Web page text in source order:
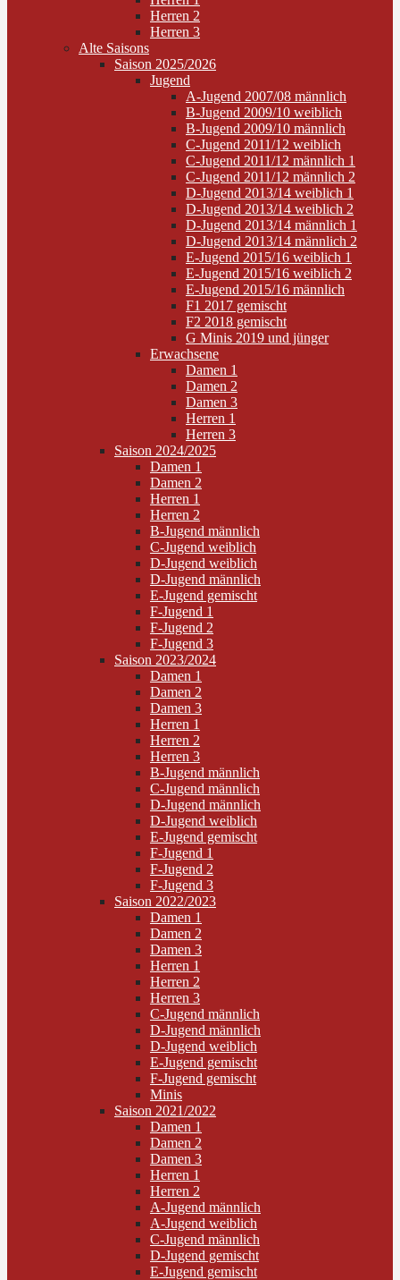
Herren 2
Herren 3
Alte Saisons
Saison 2025/2026
Jugend
A-Jugend 2007/08 männlich
B-Jugend 2009/10 weiblich
B-Jugend 2009/10 männlich
C-Jugend 2011/12 weiblich
C-Jugend 2011/12 männlich 1
C-Jugend 2011/12 männlich 2
D-Jugend 2013/14 weiblich 1
D-Jugend 2013/14 weiblich 2
D-Jugend 2013/14 männlich 1
D-Jugend 2013/14 männlich 2
E-Jugend 2015/16 weiblich 1
E-Jugend 2015/16 weiblich 2
E-Jugend 2015/16 männlich
F1 2017 gemischt
F2 2018 gemischt
G Minis 2019 und jünger
Erwachsene
Damen 1
Damen 2
Damen 3
Herren 1
Herren 3
Saison 2024/2025
Damen 1
Damen 2
Herren 1
Herren 2
B-Jugend männlich
C-Jugend weiblich
D-Jugend weiblich
D-Jugend männlich
E-Jugend gemischt
F-Jugend 1
F-Jugend 2
F-Jugend 3
Saison 2023/2024
Damen 1
Damen 2
Damen 3
Herren 1
Herren 2
Herren 3
B-Jugend männlich
C-Jugend männlich
D-Jugend männlich
D-Jugend weiblich
E-Jugend gemischt
F-Jugend 1
F-Jugend 2
F-Jugend 3
Saison 2022/2023
Damen 1
Damen 2
Damen 3
Herren 1
Herren 2
Herren 3
C-Jugend männlich
D-Jugend männlich
D-Jugend weiblich
E-Jugend gemischt
F-Jugend gemischt
Minis
Saison 2021/2022
Damen 1
Damen 2
Damen 3
Herren 1
Herren 2
A-Jugend männlich
A-Jugend weiblich
C-Jugend männlich
D-Jugend gemischt
E-Jugend gemischt